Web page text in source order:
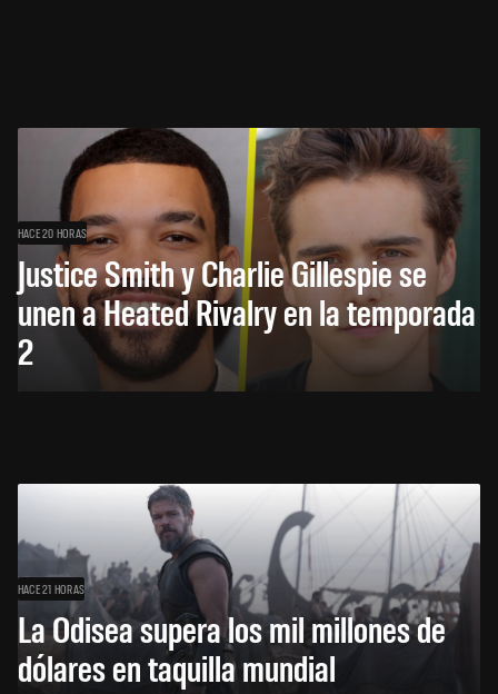
HACE 20 HORAS
Justice Smith y Charlie Gillespie se
unen a Heated Rivalry en la temporada
2
HACE 21 HORAS
La Odisea supera los mil millones de
dólares en taquilla mundial